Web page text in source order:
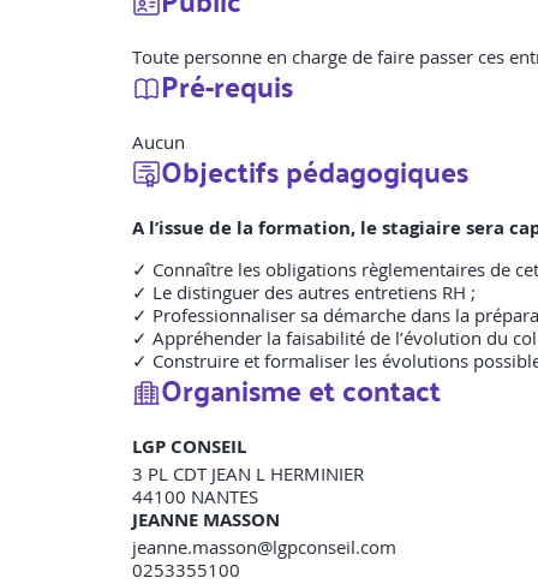
Toute personne en charge de faire passer ces
Pré-requis
Aucun
Objectifs pédagogiques
A l’issue de la formation, le stagiaire sera
✓ Connaître les obligations règlementaires de
✓ Le distinguer des autres entretiens RH ;
✓ Professionnaliser sa démarche dans la
✓ Appréhender la faisabilité de l’évolution du
✓ Construire et formaliser les évolutions
Organisme et contact
LGP CONSEIL
3 PL CDT JEAN L HERMINIER
44100 NANTES
JEANNE MASSON
jeanne.masson@lgpconseil.com
0253355100